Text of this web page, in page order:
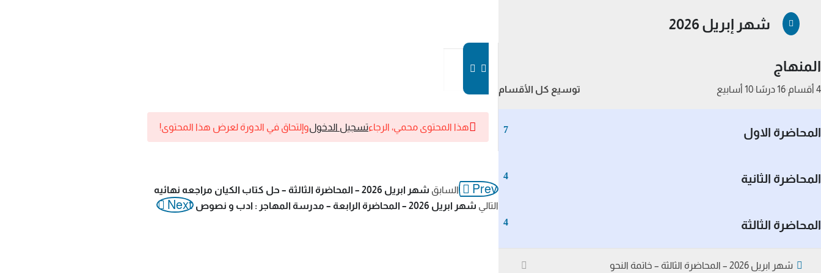
شهر إبريل 2026
المنهاج
4 أقسام 16 درسًا 10 أسابيع توسيع كل الأقسام
المحاضرة الاول 7
المحاضرة الثانية 4
المحاضرة الثالثة 4
شهر ابريل 2026 – المحاضرة الثالثة – خاتمة النحو
هذا المحتوى محمي، الرجاءتسجيل الدخولوإلتحاق في الدورة لعرض هذا المحتوى!
Prev السابق شهر ابريل 2026 – المحاضرة الثالثة – حل كتاب الكيان مراجعه نهائيه
التالي شهر ابريل 2026 – المحاضرة الرابعة – مدرسة المهاجر : ادب و نصوص Next